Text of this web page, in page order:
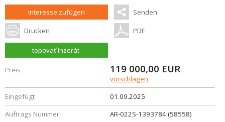
Interesse zufügen Senden
Drucken PDF
topovať inzerát
Preis 119 000,00 EUR
vorschlagen
Eingefügt
01.09.2025
Auftrags Nummer
AR-022S-1393784 (58558)